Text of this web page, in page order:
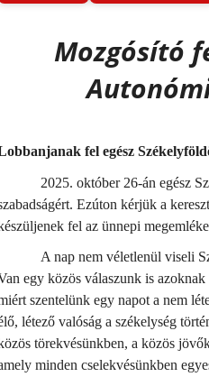
Mozgósító
fel egész
2025. október 26-án egész
Ezúton kérjük a
fel az ünnepi
A nap nem véletlenül viseli
egy közös válaszunk is
szentelünk egy napot a nem
létező valóság a székelység
törekvésünkben, a közös
minden cselekvésünkben